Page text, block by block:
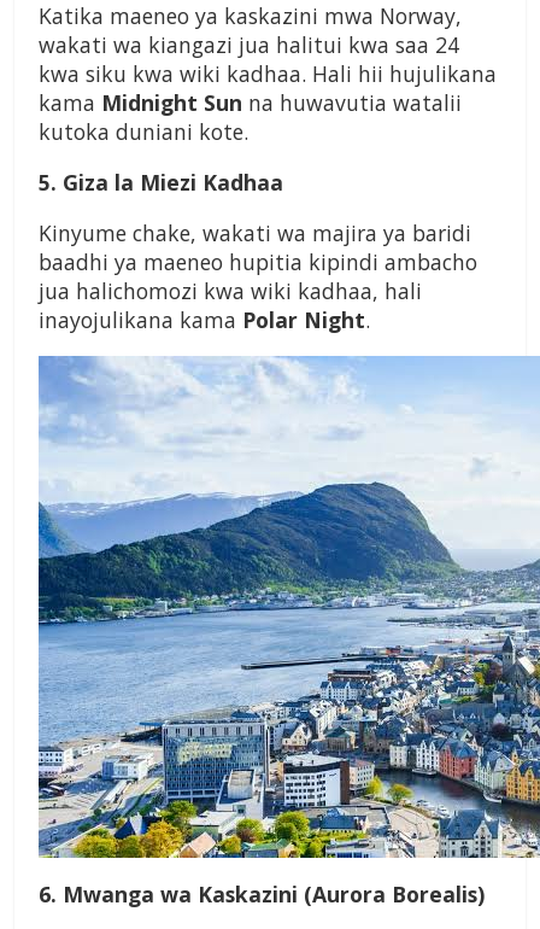
Katika maeneo ya kaskazini mwa Norway,
wakati wa kiangazi jua halitui kwa saa 24
kwa siku kwa wiki kadhaa. Hali hii hujulikana
kama Midnight Sun na huwavutia watalii
kutoka duniani kote.
5. Giza la Miezi Kadhaa
Kinyume chake, wakati wa majira ya baridi
baadhi ya maeneo hupitia kipindi ambacho
jua halichomozi kwa wiki kadhaa, hali
inayojulikana kama Polar Night.
6. Mwanga wa Kaskazini (Aurora Borealis)